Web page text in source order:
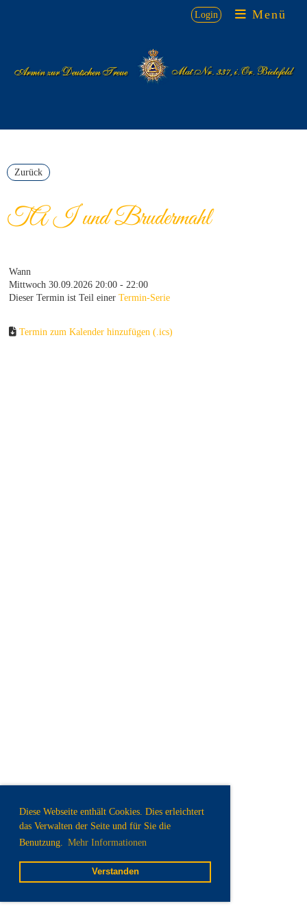
Diese Webseite enthält Cookies. Dies erleichtert
das Verwalten der Seite und für Sie die
Benutzung. Mehr Informationen
Verstanden
Login Menü
Zurück
TA I und Brudermahl
Wann
Mittwoch 30.09.2026 20:00 - 22:00
Dieser Termin ist Teil einer Termin-Serie
Termin zum Kalender hinzufügen (.ics)